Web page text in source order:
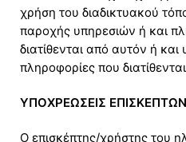
χρήση του διαδικτυακού
παροχής υπηρεσιών ή και
διατίθενται από αυτόν ή και
πληροφορίες που
ΥΠΟΧΡΕΩΣΕΙΣ
Ο επισκέπτης/χρήστης του